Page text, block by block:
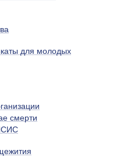
для молодых
смерти